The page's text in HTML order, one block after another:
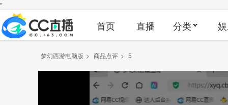
"
首页 直播 分类
梦幻西游电脑版 > 商品点评 > 5